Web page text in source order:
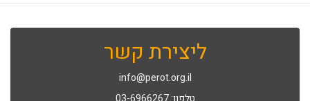
ליצירת קשר
info@perot.org.il